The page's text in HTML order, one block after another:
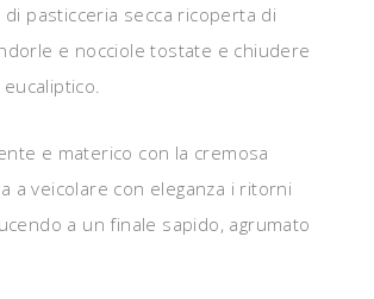
di pasticceria secca ricoperta di
e nocciole tostate e chiudere
e materico con la cremosa
a veicolare con eleganza i ritorni
a un finale sapido, agrumato